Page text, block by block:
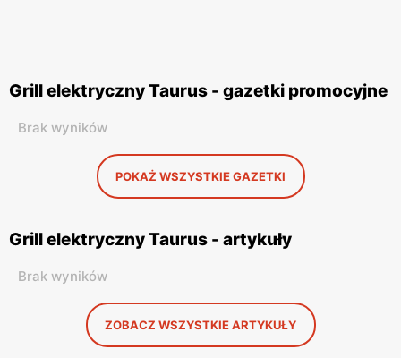
Grill elektryczny Taurus - gazetki promocyjne
Brak wyników
POKAŻ WSZYSTKIE GAZETKI
Grill elektryczny Taurus - artykuły
Brak wyników
ZOBACZ WSZYSTKIE ARTYKUŁY